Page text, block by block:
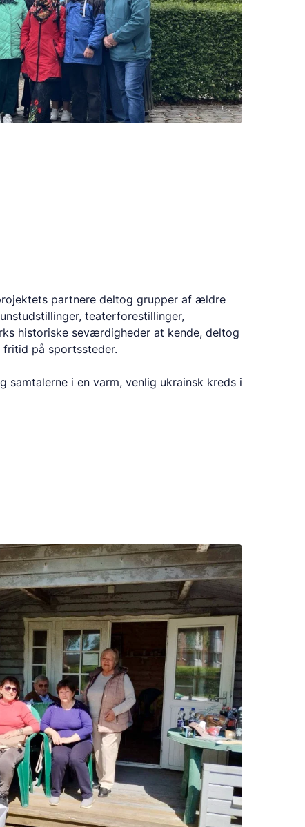
partnere deltog grupper af ældre
teaterforestillinger,
historiske seværdigheder at kende, deltog
på sportssteder.
i en varm, venlig ukrainsk kreds i